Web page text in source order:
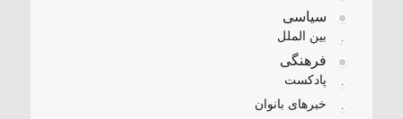
سیاسی
بین الملل
فرهنگی
پادکست
خبرهای بانوان